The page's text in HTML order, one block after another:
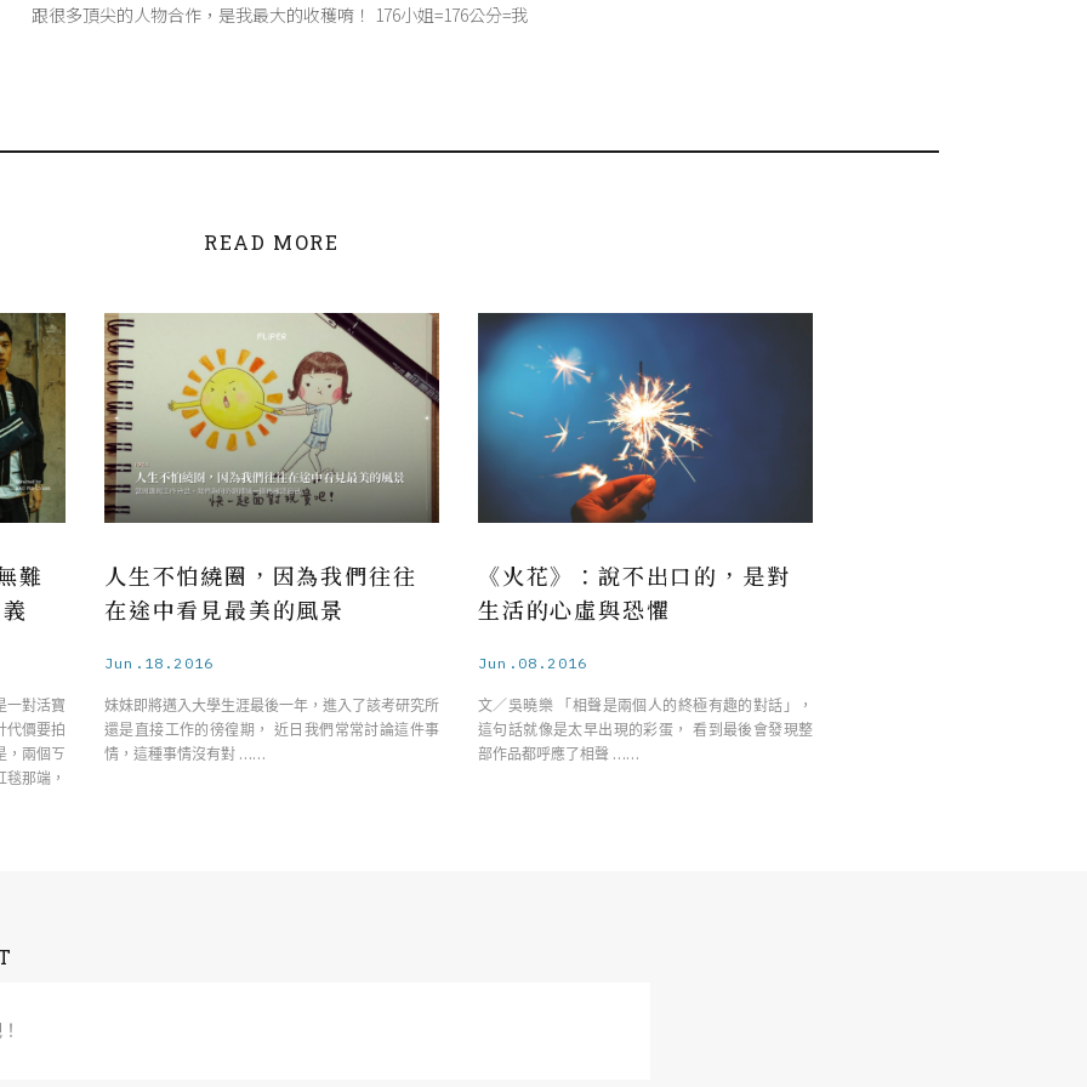
跟很多頂尖的人物合作，是我最大的收穫唷！ 176小姐=176公分=我
READ MORE
難
一對活寶
代價要拍
，兩個ㄎ
那端，
人生不怕繞圈，因為我們往往
在途中看見最美的風景
Jun.18.2016
妹妹即將邁入大學生涯最後一年，進入了該考研究所
還是直接工作的徬徨期， 近日我們常常討論這件事
情，這種事情沒有對 ……
《火花》：說不出口的，是對
生活的心虛與恐懼
Jun.08.2016
文／吳曉樂 「相聲是兩個人的終極有趣的對話」，
這句話就像是太早出現的彩蛋， 看到最後會發現整
部作品都呼應了相聲 ……